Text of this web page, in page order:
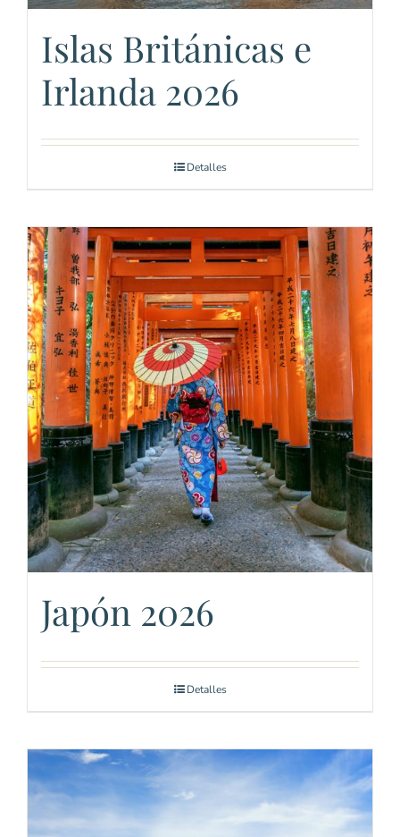
Islas Británicas e
Irlanda 2026
Detalles
Japón 2026
Detalles